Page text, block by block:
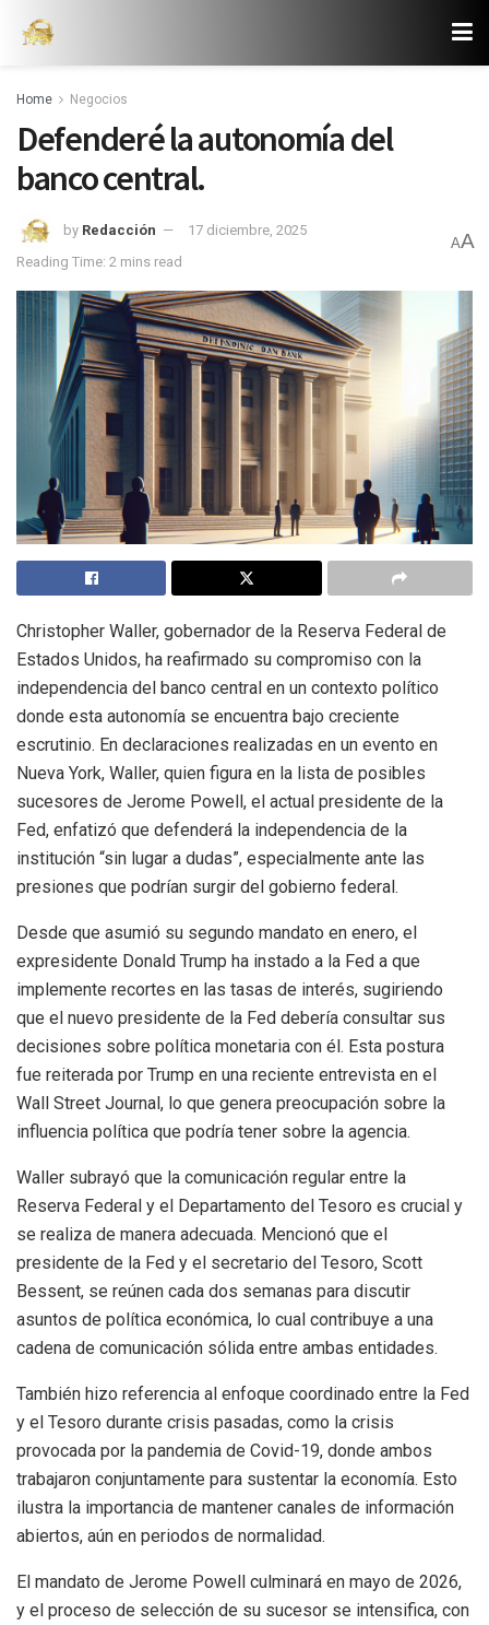
Home Negocios
Defenderé la autonomía del
banco central.
by Redacción
17 diciembre, 2025
Reading Time: 2 mins read
AA
Christopher Waller, gobernador de la Reserva Federal de
Estados Unidos, ha reafirmado su compromiso con la
independencia del banco central en un contexto político
donde esta autonomía se encuentra bajo creciente
escrutinio. En declaraciones realizadas en un evento en
Nueva York, Waller, quien figura en la lista de posibles
sucesores de Jerome Powell, el actual presidente de la
Fed, enfatizó que defenderá la independencia de la
institución “sin lugar a dudas”, especialmente ante las
presiones que podrían surgir del gobierno federal.
Desde que asumió su segundo mandato en enero, el
expresidente Donald Trump ha instado a la Fed a que
implemente recortes en las tasas de interés, sugiriendo
que el nuevo presidente de la Fed debería consultar sus
decisiones sobre política monetaria con él. Esta postura
fue reiterada por Trump en una reciente entrevista en el
Wall Street Journal, lo que genera preocupación sobre la
influencia política que podría tener sobre la agencia.
Waller subrayó que la comunicación regular entre la
Reserva Federal y el Departamento del Tesoro es crucial y
se realiza de manera adecuada. Mencionó que el
presidente de la Fed y el secretario del Tesoro, Scott
Bessent, se reúnen cada dos semanas para discutir
asuntos de política económica, lo cual contribuye a una
cadena de comunicación sólida entre ambas entidades.
También hizo referencia al enfoque coordinado entre la Fed
y el Tesoro durante crisis pasadas, como la crisis
provocada por la pandemia de Covid-19, donde ambos
trabajaron conjuntamente para sustentar la economía. Esto
ilustra la importancia de mantener canales de información
abiertos, aún en periodos de normalidad.
El mandato de Jerome Powell culminará en mayo de 2026,
y el proceso de selección de su sucesor se intensifica, con